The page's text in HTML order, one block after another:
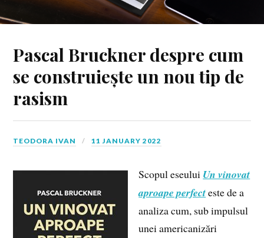
Pascal Bruckner despre cum
se construiește un nou tip de
rasism
TEODORA IVAN 11 JANUARY 2022
Scopul eseului Un vinovat
aproape perfecteste de a
analiza cum, sub impulsul
unei americanizări